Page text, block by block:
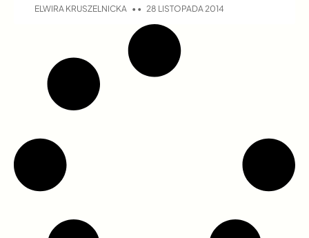
ELWIRA KRUSZELNICKA 28 LISTOPADA 2014